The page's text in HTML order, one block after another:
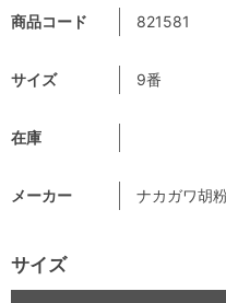
商品コード 821581
サイズ 9番
在庫
メーカー ナカガワ胡
サイズ